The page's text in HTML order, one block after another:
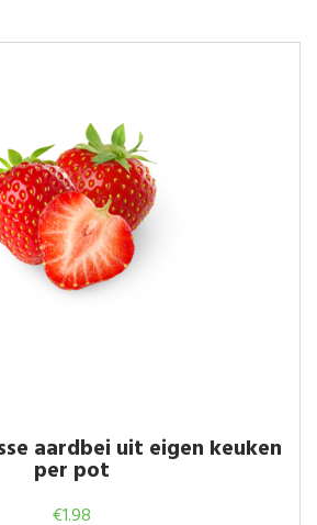
aardbei uit eigen keuken
per pot
€1.98